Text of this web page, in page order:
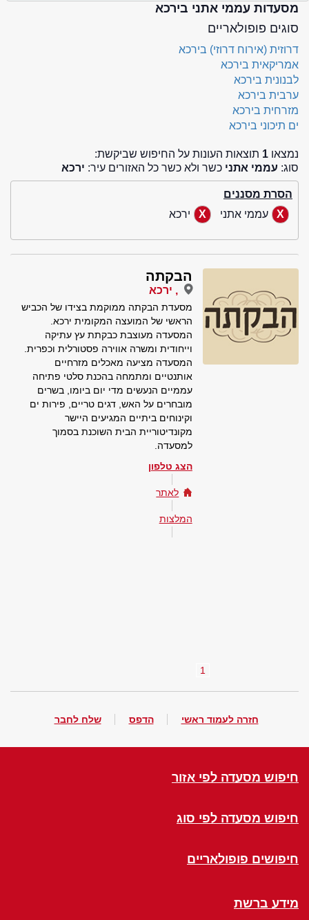
מסעדות עממי אתני בירכא
סוגים פופולאריים
דרוזית (אירוח דרוזי) בירכא
אמריקאית בירכא
לבנונית בירכא
ערבית בירכא
מזרחית בירכא
ים תיכוני בירכא
נמצאו 1 תוצאות העונות על החיפוש שביקשת:
סוג: עממי אתני כשר ולא כשר כל האזורים עיר: ירכא
הסרת מסננים
עממי אתני
ירכא
הבקתה
, ירכא
מסעדת הבקתה ממוקמת בצידו של הכביש
הראשי של המועצה המקומית ירכא.
המסעדה מעוצבת כבקתת עץ עתיקה
וייחודית ומשרה אווירה פסטורלית וכפרית.
המסעדה מציעה מאכלים מזרחיים
אותנטיים ומתמחה בהכנת סלטי פתיחה
עממיים הנעשים מדי יום ביומו, בשרים
מובחרים על האש, דגים טריים, פירות ים
וקינוחים ביתיים המגיעים היישר
מקונדיטוריית הבית השוכנת בסמוך
למסעדה.
הצג טלפון
לאתר
המלצות
1
חזרה לעמוד ראשי הדפס שלח לחבר
חיפוש מסעדה לפי אזור
חיפוש מסעדה לפי סוג
חיפושים פופולאריים
מידע ברשת